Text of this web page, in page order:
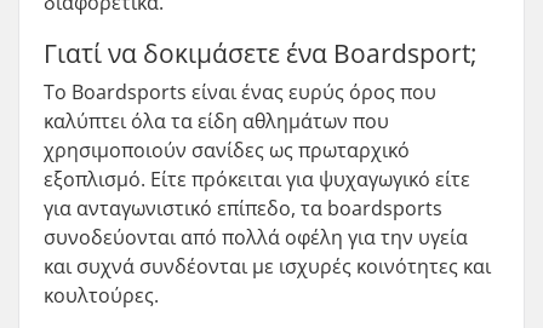
Γιατί να δοκιμάσετε ένα Boardsport;
Το Boardsports είναι ένας ευρύς όρος που
καλύπτει όλα τα είδη αθλημάτων που
χρησιμοποιούν σανίδες ως πρωταρχικό
εξοπλισμό. Είτε πρόκειται για ψυχαγωγικό είτε
για ανταγωνιστικό επίπεδο, τα boardsports
συνοδεύονται από πολλά οφέλη για την υγεία
και συχνά συνδέονται με ισχυρές κοινότητες και
κουλτούρες.